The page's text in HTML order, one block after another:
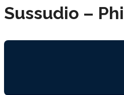
Sussudio –